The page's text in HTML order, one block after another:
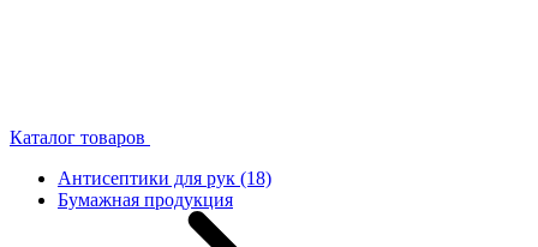
Каталог товаров
Антисептики для рук (18)
Бумажная продукция